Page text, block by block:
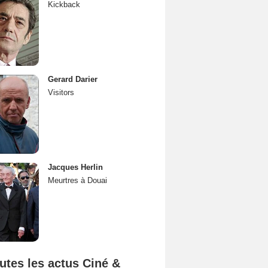
Kickback
Gerard Darier
Visitors
Jacques Herlin
Meurtres à Douai
les actus Ciné &